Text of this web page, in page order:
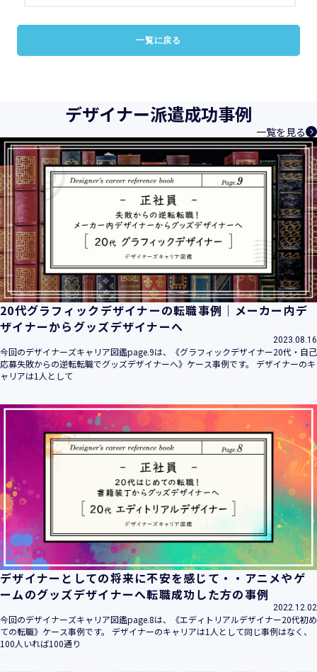
一覧に戻る
デザイナー派遣成功事例
一覧を見る
20代グラフィックデザイナーの転職事例｜メーカー内デ
ザイナーからグッズデザイナーへ
2023.08.16
今回のデザイナーズキャリア図鑑page.9は、《グラフィックデザイナー20代・自己
応募失敗からの逆転転職でグッズデザイナーへ》ケース事例です。 デザイナーのキ
ャリアは1人として
デザイナーとしての将来に不安を感じて・・アニメやゲ
ームのグッズデザイナーへ転職成功した方の事例
2022.12.02
今回のデザイナーズキャリア図鑑page.8は、《エディトリアルデザイナー20代初め
ての転職》ケース事例です。 デザイナーのキャリアは1人として同じ事例はなく、
100人いれば100通り